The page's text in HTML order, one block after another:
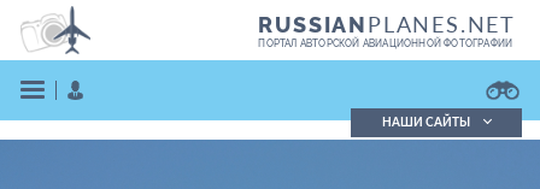
RUSSIANPLANES.NET
ПОРТАЛ АВТОРСКОЙ АВИАЦИОННОЙ ФОТОГРАФИИ
НАШИ САЙТЫ